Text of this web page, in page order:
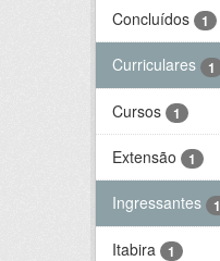
Concluídos 1
Curriculares 1
Cursos 1
Extensão 1
Ingressantes 1
Itabira 1